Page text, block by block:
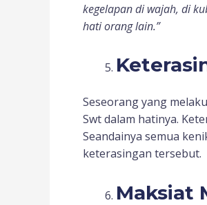
kegelapan di wajah, di
hati orang lain.”
Seseorang yang
Swt dalam hatinya.
Seandainya semua
keterasingan tersebut.
Maksiat